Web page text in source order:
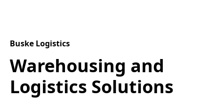
Buske Logistics
Warehousing and
Logistics Solutions